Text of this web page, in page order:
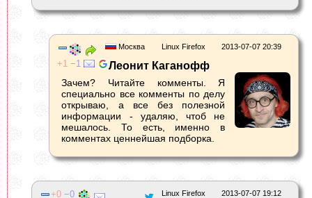
2013-07-07 20:39
Linux Firefox
Москва
1 1 Леонит Каганофф
Зачем? Читайте комменты. Я
специально все комменты по делу
открываю, а все без полезной
информации - удаляю, чтоб не
мешалось. То есть, именно в
комментах ценнейшая подборка.
2013-07-07 19:12
Linux Firefox
0 0